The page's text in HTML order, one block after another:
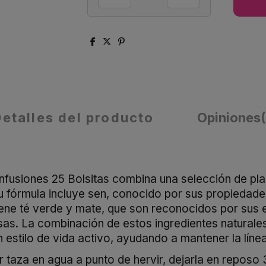
del producto Opiniones
25 Bolsitas combina una selección de
fórmula incluye sen, conocido por sus
té verde y mate, que son reconocidos por
La combinación de estos ingredientes
de vida activo, ayudando a mantener la
taza en agua a punto de hervir, dejarla en